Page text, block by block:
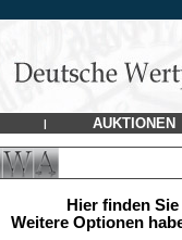
| AUKTIONEN
Hier finden
Weitere Optionen